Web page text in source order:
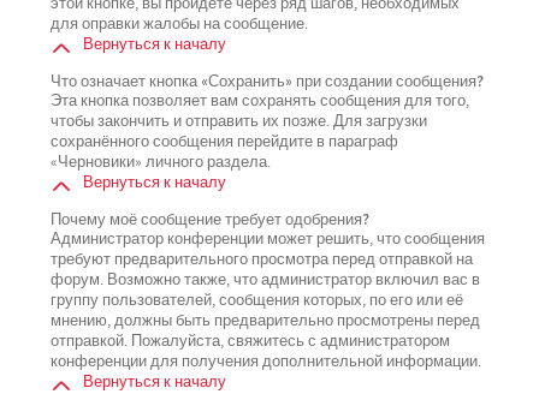
этой кнопке, вы пройдёте через ряд шагов, необходимых
для оправки жалобы на сообщение.
Вернуться к началу
Что означает кнопка «Сохранить» при создании сообщения?
Эта кнопка позволяет вам сохранять сообщения для того,
чтобы закончить и отправить их позже. Для загрузки
сохранённого сообщения перейдите в параграф
«Черновики» личного раздела.
Вернуться к началу
Почему моё сообщение требует одобрения?
Администратор конференции может решить, что сообщения
требуют предварительного просмотра перед отправкой на
форум. Возможно также, что администратор включил вас в
группу пользователей, сообщения которых, по его или её
мнению, должны быть предварительно просмотрены перед
отправкой. Пожалуйста, свяжитесь с администратором
конференции для получения дополнительной информации.
Вернуться к началу